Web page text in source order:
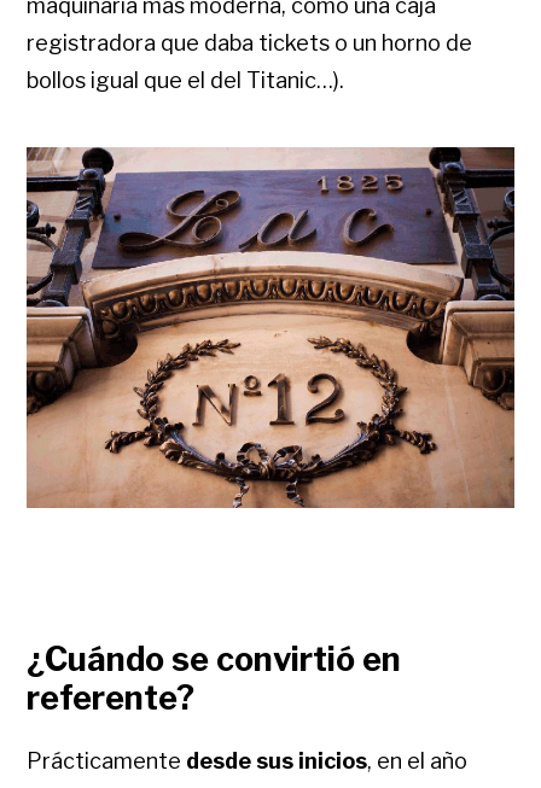
maquinaria más moderna, como una caja
registradora que daba tickets o un horno de
bollos igual que el del Titanic…).
¿Cuándo se convirtió en
referente?
Prácticamente desde sus inicios, en el año